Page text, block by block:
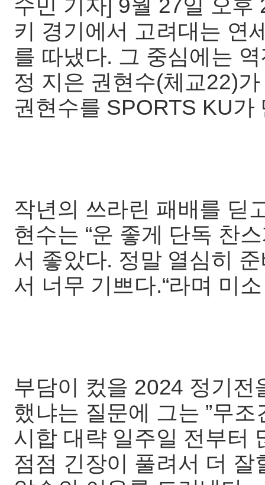
수민 기자] 9월 27일 오후
키 경기에서 고려대는 연
를 따냈다. 그 중심에는
정 지은 권현수(체교22)
권현수를 SPORTS KU가
작년의 쓰라린 패배를 딛
현수는 “운 좋게 단독 찬
서 좋았다. 정말 열심히
서 너무 기쁘다.“라며 미
부담이 컸을 2024 정기전
했냐는 질문에 그는 ”무
시합 대략 일주일 전부터
점점 긴장이 풀려서 더 잘